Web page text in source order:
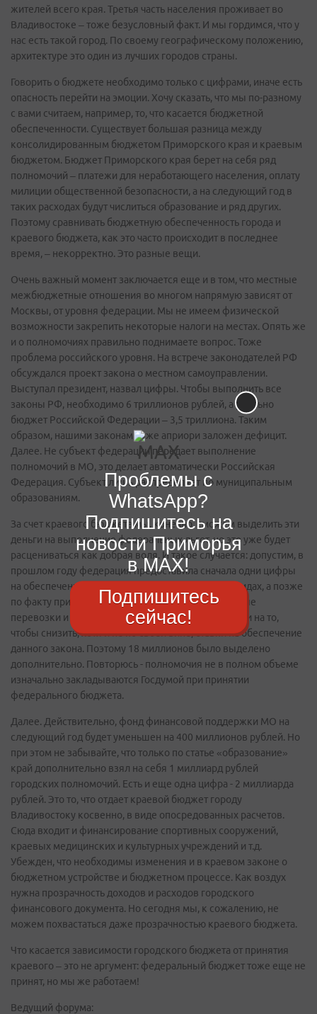
жителей всего края. Третья часть населения проживает во
Владивостоке – тоже безусловный факт. И мы гордимся, что у
нас есть такой город. По своему географическому положению,
архитектуре это один из лучших городов страны.
Говорить о бюджете необходимо только с цифрами, иначе есть
опасность перейти на эмоции. Хочу сказать, что мы по-разному
с вами считаем, например, то, что касается бюджетной
обеспеченности. Существует большая разница между
консолидированным бюджетом Приморского края и краевым
бюджетом. Бюджет Приморского края берет на себя ряд
полномочий – платежи для неработающего населения, оплату
милиции общественной безопасности, а на следующий год в
таких расходах будут числиться образование и ряд других.
Поэтому сравнивать бюджетную обеспеченность города и
краевого бюджета, как это часто происходит в последнее
время, – некорректно. Это разные вещи.
Очень важный момент заключается еще и в том, что местные
межбюджетные отношения во многом напрямую зависят от
Москвы, от уровня федерации. Мы не имеем физической
возможности закрепить некоторые налоги на местах. Опять же
и о полномочиях правильно поднимаете вопрос. Тоже
проблема российского уровня. На встрече законодателей РФ
обсуждался проект закона о местном самоуправлении.
Выступал президент, назвал цифры. Чтобы выполнить все
законы РФ, необходимо 6 триллионов рублей, а реально
бюджет Российской Федерации – 3,5 триллиона. Таким
образом, нашими законами уже априори заложен дефицит.
Далее. Не субъект федерации передает выполнение
полномочий в МО, это делает автоматически Российская
Федерация. Субъект лишь распределяет по муниципальным
образованиям.
За счет краевого бюджета мы, конечно, сможем выделить эти
деньги на выполнение федеральных льгот, но это уже будет
расцениваться как добрая воля. И такое случается: допустим, в
прошлом году федерация предоставила сначала одни цифры
на обеспечение закона краевого закона об инвалидах, а позже
по факту пришли другие – урезающие транспортные
перевозки и те же лекарства. Но не могли мы пойти на то,
чтобы снизить, хотя и не по своей вине, ставки на обеспечение
данного закона. Поэтому 18 миллионов было выделено
дополнительно. Повторюсь - полномочия не в полном объеме
изначально закладываются Госдумой при принятии
федерального бюджета.
Далее. Действительно, фонд финансовой поддержки МО на
следующий год будет уменьшен на 400 миллионов рублей. Но
при этом не забывайте, что только по статье «образование»
край дополнительно взял на себя 1 миллиард рублей
городских полномочий. Есть и еще одна цифра - 2 миллиарда
рублей. Это то, что отдает краевой бюджет городу
Владивостоку косвенно, в виде опосредованных расчетов.
Сюда входит и финансирование спортивных сооружений,
краевых медицинских и культурных учреждений и т.д.
Убежден, что необходимы изменения и в краевом законе о
бюджетном устройстве и бюджетном процессе. Как воздух
нужна прозрачность доходов и расходов городского
финансового документа. Но сегодня мы, к сожалению, не
можем похвастаться даже прозрачностью краевого бюджета.
Что касается зависимости городского бюджета от принятия
краевого – это не аргумент: федеральный бюджет тоже еще не
принят, но мы же работаем!
Ведущий форума:
Проблемы с
WhatsApp?
Подпишитесь на
новости Приморья
в MAX!
Подпишитесь
сейчас!